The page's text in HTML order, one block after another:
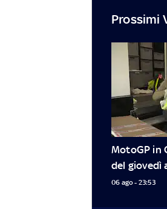
Prossimi
MotoGP in
del giovedì
06 ago - 23:53